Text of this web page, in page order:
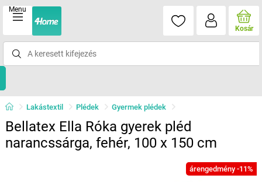
Menu
Kosár
Lakástextil Plédek Gyermek plédek
Bellatex Ella Róka gyerek pléd
narancssárga, fehér, 100 x 150 cm
árengedmény -11%